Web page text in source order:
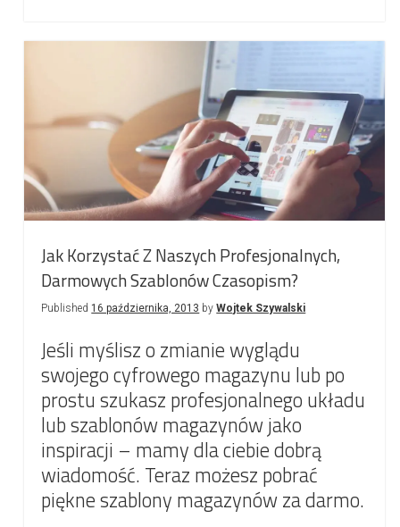
Preorders
for
Early
Birds
Jak Korzystać Z Naszych Profesjonalnych,
Darmowych Szablonów Czasopism?
Published 16 października, 2013 byWojtek Szywalski
Jeśli myślisz o zmianie wyglądu
swojego cyfrowego magazynu lub po
prostu szukasz profesjonalnego układu
lub szablonów magazynów jako
inspiracji – mamy dla ciebie dobrą
wiadomość. Teraz możesz pobrać
piękne szablony magazynów za darmo.